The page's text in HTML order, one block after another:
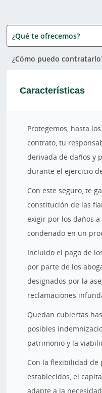
¿Qué te ofrecemos?
¿Cómo puedo
Características
Protegemos, hasta
contrato, tu
derivada de daños y
durante el ejercicio
Con este seguro, te
constitución de las
exigir por los daños
condenado en un
Incluido el pago de
por parte de los
designados por la
reclamaciones
Quedan cubiertas
posibles
patrimonio y la
Con la flexibilidad de
establecidos, el
adapte a la